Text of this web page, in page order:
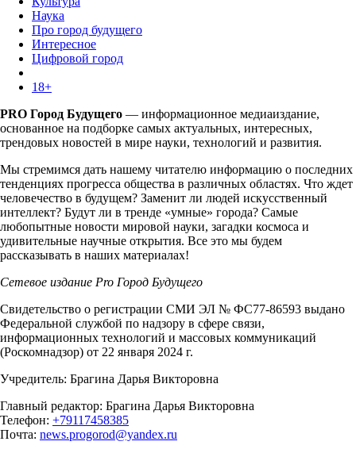
Наука
Про город будущего
Интересное
Цифровой город
18+
PRO Город Будущего — информационное медиаиздание,
основанное на подборке самых актуальных, интересных,
трендовых новостей в мире науки, технологий и развития.
Мы стремимся дать нашему читателю информацию о последних
тенденциях прогресса общества в различных областях. Что ждет
человечество в будущем? Заменит ли людей искусственный
интеллект? Будут ли в тренде «умные» города? Самые
любопытные новости мировой науки, загадки космоса и
удивительные научные открытия. Все это мы будем
рассказывать в наших материалах!
Сетевое издание Pro Город Будущего
Свидетельство о регистрации СМИ ЭЛ № ФС77-86593 выдано
Федеральной службой по надзору в сфере связи,
информационных технологий и массовых коммуникаций
(Роскомнадзор) от 22 января 2024 г.
Учредитель: Брагина Дарья Викторовна
Главный редактор: Брагина Дарья Викторовна
Телефон: +79117458385
Почта: news.progorod@yandex.ru